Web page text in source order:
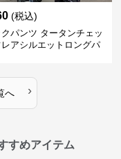
(税込)
パンツ タータンチェッ
アシルエットロングパ
へ ›
すめアイテム